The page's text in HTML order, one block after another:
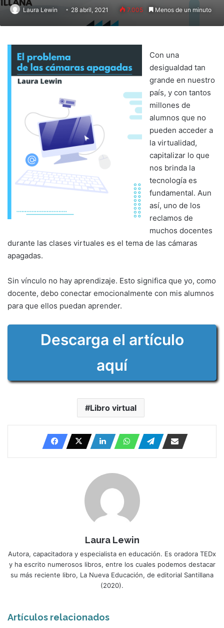
Laura Lewin 28 abril, 2021 7.005 Menos de un minuto
Con una
desigualdad tan
grande en nuestro
país, y con tantos
millones de
alumnos que no
pueden acceder a
la virtualidad,
capitalizar lo que
nos brinda la
tecnología es
fundamental. Aun
así, uno de los
reclamos de
muchos docentes
durante las clases virtuales es el tema de las cámaras
apagadas.
Sin vínculo no hay aprendizaje. Esto significa que yo, como
docente, debo conectar emocionalmente con mis alumnos
para que ellos puedan aprender.
Descarga el artículo
aquí
Libro virtual
Laura Lewin
Autora, capacitadora y especialista en educación. Es oradora TEDx
y ha escrito numerosos libros, entre los cuales podemos destacar
su más reciente libro, La Nueva Educación, de editorial Santillana
(2020).
Artículos relacionados